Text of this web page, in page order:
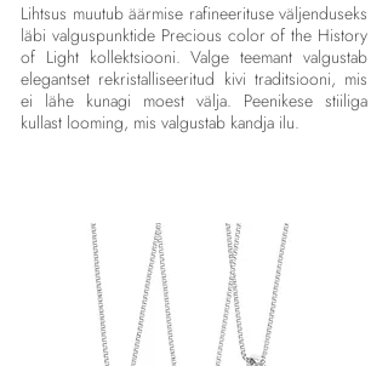
Lihtsus muutub äärmise rafineerituse väljenduseks
läbi valguspunktide Precious color of the History
of Light kollektsiooni. Valge teemant valgustab
elegantset rekristalliseeritud kivi traditsiooni, mis
ei lähe kunagi moest välja. Peenikese stiiliga
kullast looming, mis valgustab kandja ilu.